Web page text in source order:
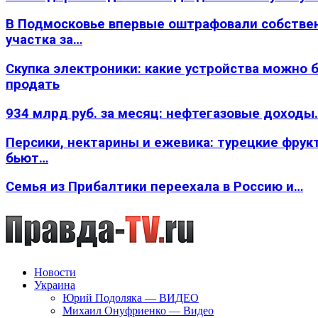
В Подмосковье впервые оштрафовали
участка за…
Скупка электроники: какие устройства можно
продать
934 млрд руб. за месяц: нефтегазовые
Персики, нектарины и ежевика: турецкие
бьют…
Семья из Прибалтики переехала в Россию и…
Новости
Украина
Юрий Подоляка — ВИДЕО
Михаил Онуфриенко — Видео